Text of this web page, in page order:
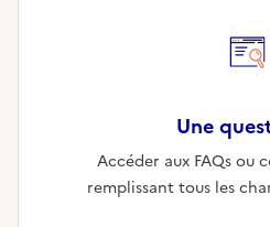
Une
Accéder aux FAQs ou
remplissant tous les